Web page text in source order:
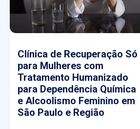
Clínica de Recuperação Só
para Mulheres com
Tratamento Humanizado
para Dependência Química
e Alcoolismo Feminino em
São Paulo e Região